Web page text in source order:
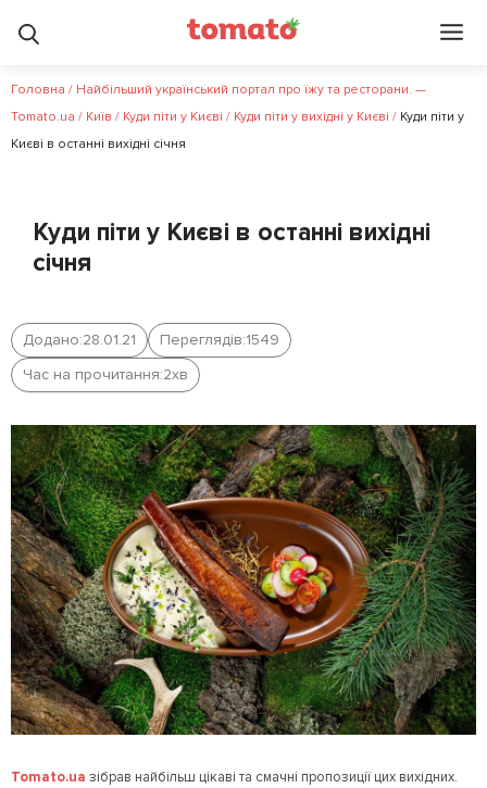
Головна / Найбільший український портал про їжу та ресторани. —
Tomato.ua / Київ / Куди піти у Києві / Куди піти у вихідні у Києві / Куди піти у
Києві в останні вихідні січня
Куди піти у Києві в останні вихідні
січня
Додано:28.01.21 Переглядів:1549
Час на прочитання:2хв
Tomato.ua зібрав найбільш цікаві та смачні пропозиції цих вихідних.